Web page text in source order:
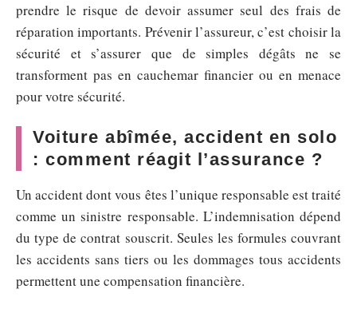
prendre le risque de devoir assumer seul des frais de
réparation importants. Prévenir l’assureur, c’est choisir la
sécurité et s’assurer que de simples dégâts ne se
transforment pas en cauchemar financier ou en menace
pour votre sécurité.
Voiture abîmée, accident en solo
: comment réagit l’assurance ?
Un accident dont vous êtes l’unique responsable est traité
comme un sinistre responsable. L’indemnisation dépend
du type de contrat souscrit. Seules les formules couvrant
les accidents sans tiers ou les dommages tous accidents
permettent une compensation financière.